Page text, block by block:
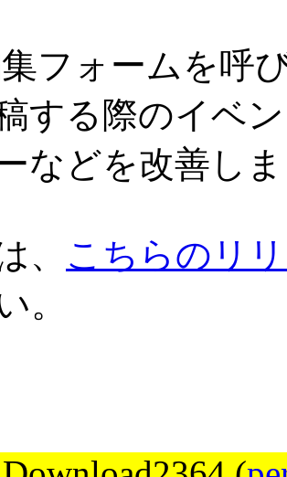
フォームを呼
する際のイベ
などを改善し
、 こちらのリ
。